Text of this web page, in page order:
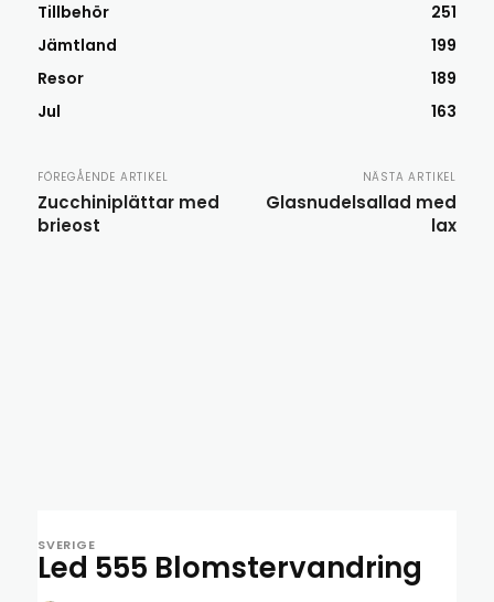
Tillbehör
251
Jämtland
199
Resor
189
Jul
163
FÖREGÅENDE ARTIKEL
Zucchiniplättar med
brieost
NÄSTA ARTIKEL
Glasnudelsallad med
lax
SVERIGE
Led 555 Blomstervandring